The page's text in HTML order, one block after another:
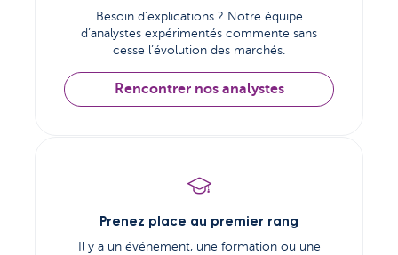
Besoin d’explications ? Notre équipe
d’analystes expérimentés commente sans
cesse l’évolution des marchés.
Rencontrer nos analystes
Prenez place au premier rang
Il y a un événement, une formation ou une